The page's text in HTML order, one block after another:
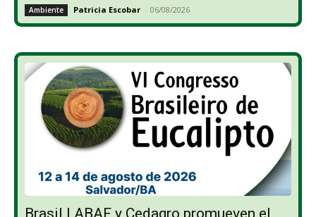
Ambiente Patricia Escobar - 06/08/2026
Brasil | ABAF y Cedagro promueven el